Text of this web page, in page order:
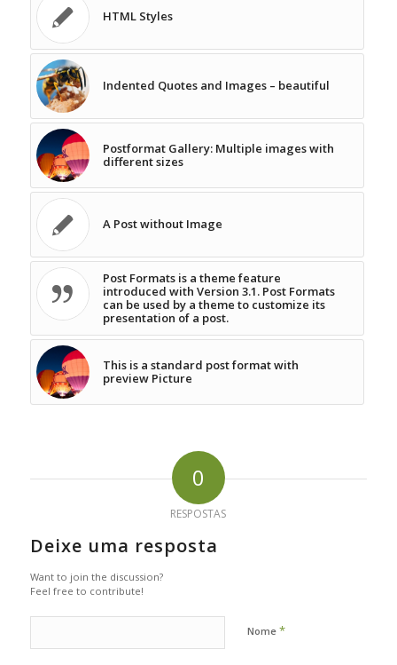
HTML Styles
Indented Quotes and Images – beautiful
Postformat Gallery: Multiple images with
different sizes
A Post without Image
Post Formats is a theme feature
introduced with Version 3.1. Post Formats
can be used by a theme to customize its
presentation of a post.
This is a standard post format with
preview Picture
0
RESPOSTAS
Deixe uma resposta
Want to join the discussion?
Feel free to contribute!
Nome *